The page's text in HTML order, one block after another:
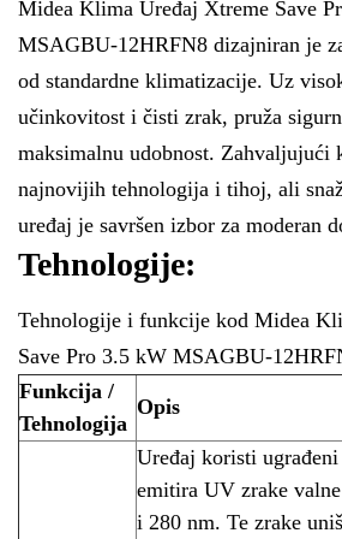
Midea Klima Uređaj Xtreme Save
MSAGBU-12HRFN8 dizajniran je
od standardne klimatizacije. Uz
učinkovitost i čisti zrak, pruža
maksimalnu udobnost. Zahvaljujući
najnovijih tehnologija i tihoj, ali
uređaj je savršen izbor za moderan
Tehnologije:
Tehnologije i funkcije kod Midea
Save Pro 3.5 kW MSAGBU-
Funkcija /
Tehnologija
Opis
Uređaj koristi
emitira UV zrake
i 280 nm. Te zrake